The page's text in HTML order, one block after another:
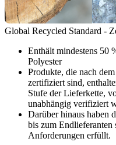
Global Recycled Standard -
Enthält mindestens 50
Polyester
Produkte, die nach
zertifiziert sind,
Stufe der Lieferkette,
unabhängig verifiziert
Darüber hinaus haben
bis zum Endlieferanten
Anforderungen erfüllt.